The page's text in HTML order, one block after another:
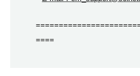
====